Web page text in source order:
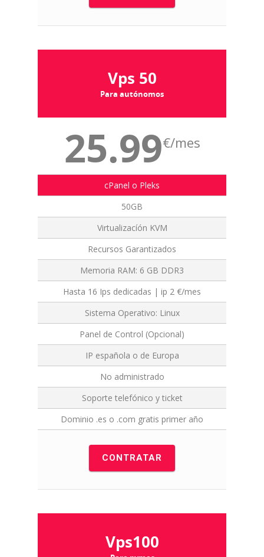
Vps 50
Para autónomos
25.99€/mes
cPanel o Pleks
50GB
Virtualizacíón KVM
Recursos Garantizados
Memoria RAM: 6 GB DDR3
Hasta 16 Ips dedicadas | ip 2 €/mes
Sistema Operativo: Linux
Panel de Control (Opcional)
IP española o de Europa
No administrado
Soporte telefónico y ticket
Dominio .es o .com gratis primer año
CONTRATAR
Vps100